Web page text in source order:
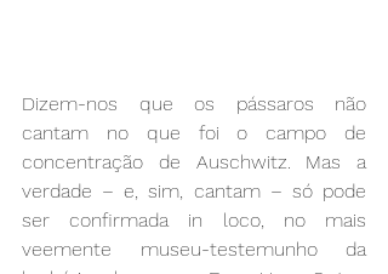
Dizem-nos que os pássaros não
cantam no que foi o campo de
concentração de Auschwitz. Mas a
verdade – e, sim, cantam – só pode
ser confirmada in loco, no mais
veemente museu-testemunho da